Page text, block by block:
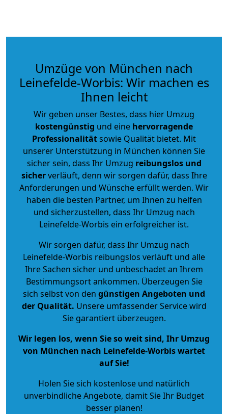
Umzüge von München nach
Leinefelde-Worbis: Wir machen es
Ihnen leicht
Wir geben unser Bestes, dass hier Umzug
kostengünstig und eine hervorragende
Professionalitätsowie Qualität bietet. Mit
unserer Unterstützung in München können Sie
sicher sein, dass Ihr Umzug reibungslos und
sicherverläuft, denn wir sorgen dafür, dass Ihre
Anforderungen und Wünsche erfüllt werden. Wir
haben die besten Partner, um Ihnen zu helfen
und sicherzustellen, dass Ihr Umzug nach
Leinefelde-Worbis ein erfolgreicher ist.
Wir sorgen dafür, dass Ihr Umzug nach
Leinefelde-Worbis reibungslos verläuft und alle
Ihre Sachen sicher und unbeschadet an Ihrem
Bestimmungsort ankommen. Überzeugen Sie
sich selbst von den günstigen Angeboten und
der Qualität. Unsere umfassender Service wird
Sie garantiert überzeugen.
Wir legen los, wenn Sie so weit sind, Ihr Umzug
von München nach Leinefelde-Worbis wartet
auf Sie!
Holen Sie sich kostenlose und natürlich
unverbindliche Angebote, damit Sie Ihr Budget
besser planen!